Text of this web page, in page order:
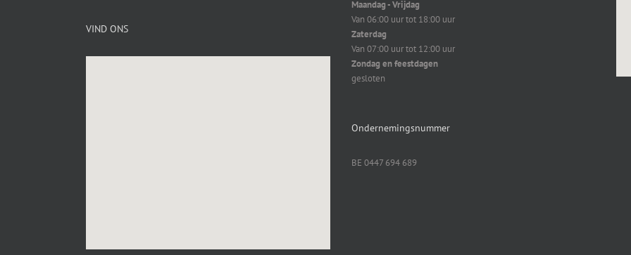
VIND ONS
Maandag - Vrijdag
Van 06:00 uur tot 18:00 uur
Zaterdag
Van 07:00 uur tot 12:00 uur
Zondag en feestdagen
gesloten
Ondernemingsnummer
BE 0447 694 689